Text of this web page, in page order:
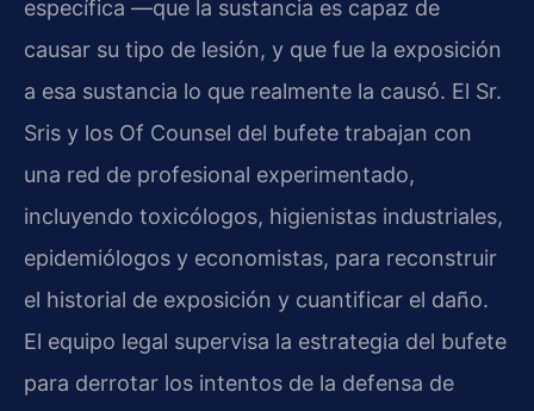
específica —que la sustancia es capaz de
causar su tipo de lesión, y que fue la exposición
a esa sustancia lo que realmente la causó. El Sr.
Sris y los Of Counsel del bufete trabajan con
una red de profesional experimentado,
incluyendo toxicólogos, higienistas industriales,
epidemiólogos y economistas, para reconstruir
el historial de exposición y cuantificar el daño.
El equipo legal supervisa la estrategia del bufete
para derrotar los intentos de la defensa de